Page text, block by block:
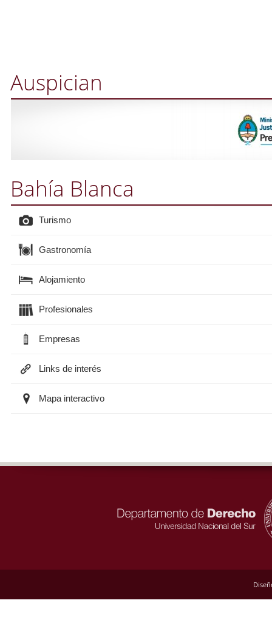
Auspician
Bahía Blanca
Turismo
Gastronomía
Alojamiento
Profesionales
Empresas
Links de interés
Mapa interactivo